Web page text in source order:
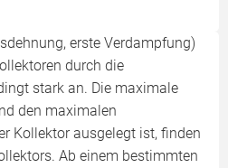
erste Verdampfung)
durch die
stark an. Die maximale
den maximalen
Kollektor ausgelegt ist, finden
Ab einem bestimmten